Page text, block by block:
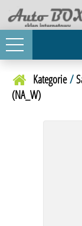
Kategorie/
(NA_W)